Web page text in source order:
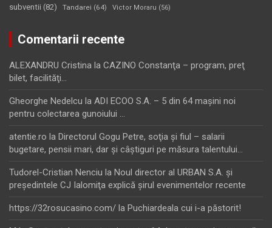
subventii (82) Tandarei (64) Victor Moraru (56)
Comentarii recente
ALEXANDRU Cristina la CAZINO Constanţa – program, preţ
bilet, facilităţi…
Gheorghe Nedelcu la ADI ECOO S.A. – 5 din 64 maşini noi
pentru colectarea gunoiului …
atentie.ro la Directorul Gogu Petre, soţia şi fiul – salarii
bugetare, pensii mari, dar şi câştiguri pe măsura talentului…
Tudorel-Cristian Nenciu la Noul director al URBAN S.A. şi
preşedintele CJ Ialomiţa explică şirul evenimentelor recente
https://32rosucasino.com/ la Puchiardeala cui i-a păstorit!